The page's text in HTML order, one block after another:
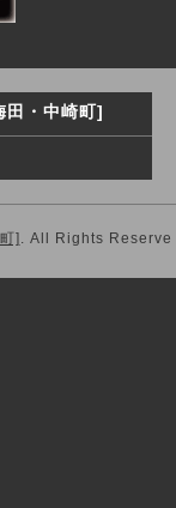
・中崎町]
] . All Rights Reserve